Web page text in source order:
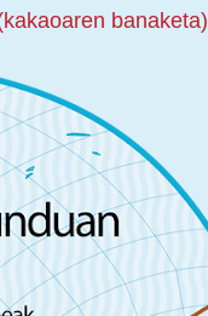
banaketa)